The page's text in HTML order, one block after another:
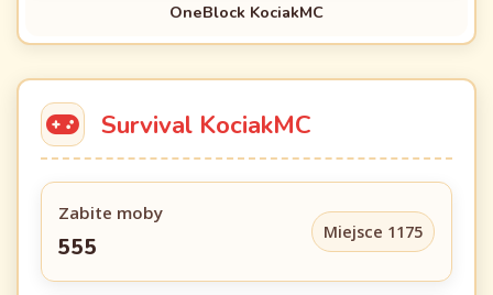
OneBlock KociakMC
Survival KociakMC
Zabite moby
555
Miejsce 1175